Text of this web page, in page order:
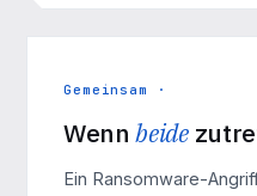
Gemeinsam ·
Wennbeide
Ein Ransomware-